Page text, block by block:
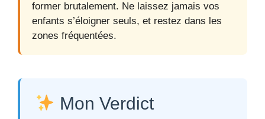
former brutalement. Ne laissez jamais vos
enfants s’éloigner seuls, et restez dans les
zones fréquentées.
Mon Verdict